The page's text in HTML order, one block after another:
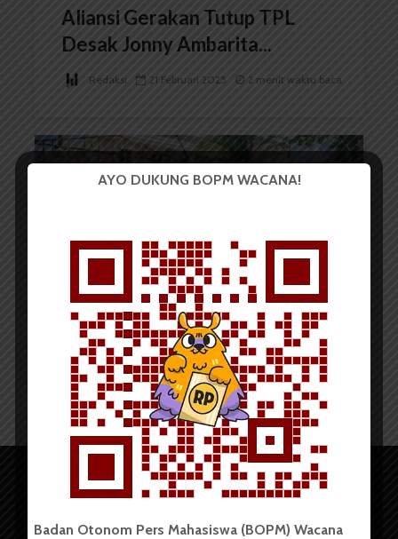
Aliansi Gerakan Tutup TPL
Desak Jonny Ambarita...
Redaksi 21 Februari 2025 2 menit waktu baca
Aliansi Gerakan Tutup TPL
Adakan Aksi untuk Sorbatua...
Redaksi 11 Oktober 2024 3 menit waktu baca
AYO DUKUNG BOPM WACANA!
Badan Otonom Pers Mahasiswa (BOPM) Wacana